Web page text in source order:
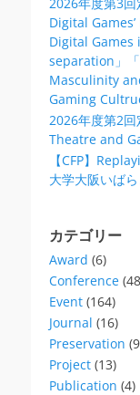
Digital
Digital
separation」
Masculinity
Gaming
2026年度第2
Theatre and
【CFP】
大学大阪いばら
カテゴリー
Award (6)
Conference
Event (164)
Journal (16)
Preservation
Project (13)
Publication (4)